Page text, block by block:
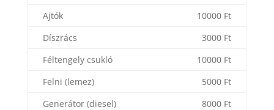
Ajtók
10000 Ft
Díszrács
3000 Ft
Féltengely csukló
10000 Ft
Felni (lemez)
5000 Ft
Generátor (diesel)
8000 Ft